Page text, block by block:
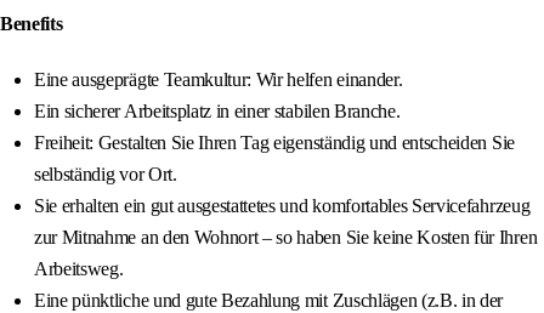
Benefits
Eine ausgeprägte Teamkultur: Wir helfen einander.
Ein sicherer Arbeitsplatz in einer stabilen Branche.
Freiheit: Gestalten Sie Ihren Tag eigenständig und entscheiden Sie
selbständig vor Ort.
Sie erhalten ein gut ausgestattetes und komfortables Servicefahrzeug
zur Mitnahme an den Wohnort – so haben Sie keine Kosten für Ihren
Arbeitsweg.
Eine pünktliche und gute Bezahlung mit Zuschlägen (z.B. in der